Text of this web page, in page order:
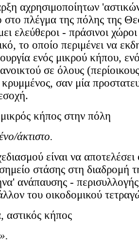
αχρησιμοποίητων
στο πλέγμα της πόλης της
ελεύθεροι - πράσινοι
το οποίο περιμένει να
ενός μικρού κήπου,
σε όλους
σαν μία
άκτιστο.
είναι να
στάσης στη διαδρομή
ανάπαυσης -
του οικοδομικού